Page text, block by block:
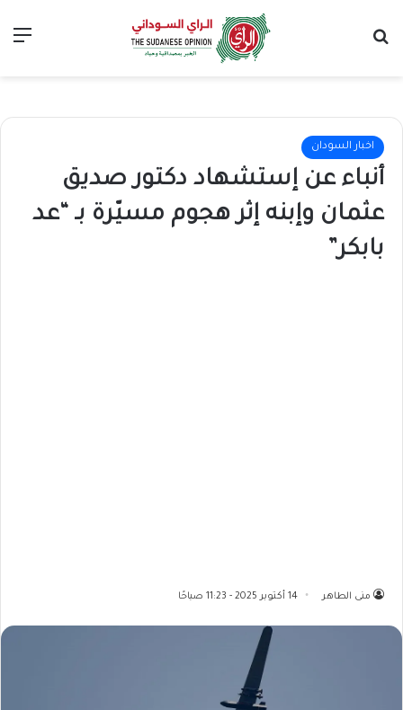
اخبار السودان
أنباء عن إستشهاد دكتور صديق
عثمان وإبنه إثر هجوم مسيّرة بـ “عد
بابكر”
منى الطاهر 14 أكتوبر 2025 - 11:23 صباحًا